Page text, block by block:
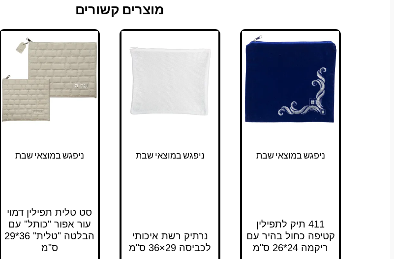
מוצרים קשורים
ניפגש במוצאי שבת
411 תיק לתפילין
קטיפה כחול בהיר עם
ריקמה 24*26 ס"מ
ניפגש במוצאי שבת
נרתיק רשת איכותי
לכביסה 29×36 ס"מ
ניפגש במוצאי שבת
סט טלית תפילין דמוי
עור אפור "כותל" עם
הבלטה "טלית" 36*29
ס"מ
עד
מספר
סוגים.
ניתן
לבחור
את
האפשרויות
בעמוד
המוצר